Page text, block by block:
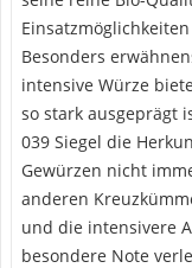
Besonders
intensive Würze
so stark ausgeprägt
039 Siegel die
Gewürzen nicht
anderen
und die intensivere
besondere Note